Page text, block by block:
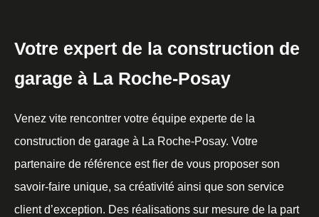
Votre expert de la construction de
garage à La Roche-Posay
Venez vite rencontrer votre équipe experte de la
construction de garage à La Roche-Posay. Votre
partenaire de référence est fier de vous proposer son
savoir-faire unique, sa créativité ainsi que son service
client d’exception. Des réalisations sur mesure de la part